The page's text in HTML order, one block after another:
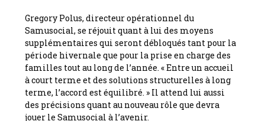
Gregory Polus, directeur opérationnel du
Samusocial, se réjouit quant à lui des moyens
supplémentaires qui seront débloqués tant pour la
période hivernale que pour la prise en charge des
familles tout au long de l’année. « Entre un accueil
à court terme et des solutions structurelles à long
terme, l’accord est équilibré. » Il attend lui aussi
des précisions quant au nouveau rôle que devra
jouer le Samusocial à l’avenir.